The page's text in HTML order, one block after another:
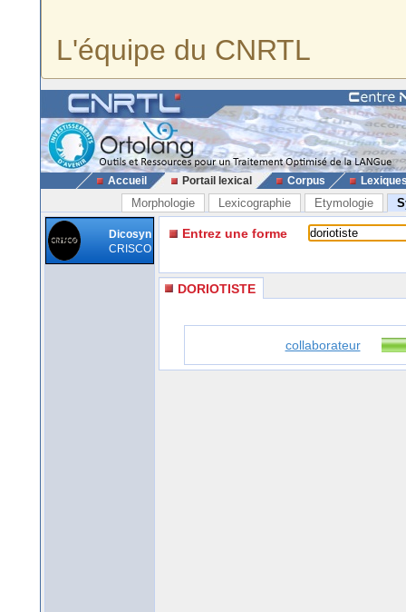
L'équipe du CNRTL
Accueil Portail lexical Corpus
Morphologie Lexicographie Etymologie
Dicosyn
CRISCO
Entrez une forme
DORIOTISTE
collaborateur